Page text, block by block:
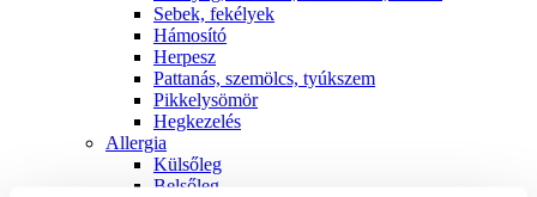
Sebek, fekélyek
Hámosító
Herpesz
Pattanás, szemölcs, tyúkszem
Pikkelysömör
Hegkezelés
Allergia
Külsőleg
Belsőleg